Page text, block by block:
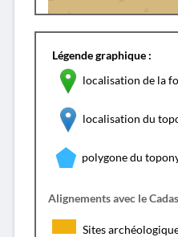
Légende graphique :
localisation de la
localisation du
polygone du
Alignements avec le
Sites